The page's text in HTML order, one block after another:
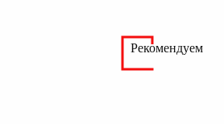
Рекомендуем